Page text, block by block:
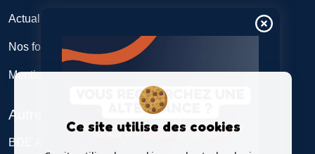
Actualités
Nos formations
Mentions légales
Autres
BDE Alticome
Ce site utilise des cookies